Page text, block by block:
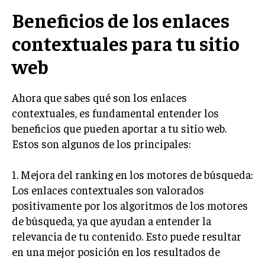
GESTIÓN DEL CAMBIO
LIDERAZGO
HABILIDADES DIRECTIVAS
PLANIFICACIÓN EMPRESARIAL
FINANZAS
FINANZAS Y CONTABILIDAD
GESTIÓN DE RECURSOS FINANCIEROS
INVERSIONES Y MERCADOS FINANCIEROS
CONTABILIDAD EMPRESARIAL
ECONOMÍA EMPRESARIAL
Beneficios de los enlaces
contextuales para tu sitio
web
Ahora que sabes qué son los enlaces
contextuales, es fundamental entender los
beneficios que pueden aportar a tu sitio web.
Estos son algunos de los principales:
1. Mejora del ranking en los motores de búsqueda:
Los enlaces contextuales son valorados
positivamente por los algoritmos de los motores
de búsqueda, ya que ayudan a entender la
relevancia de tu contenido. Esto puede resultar
en una mejor posición en los resultados de